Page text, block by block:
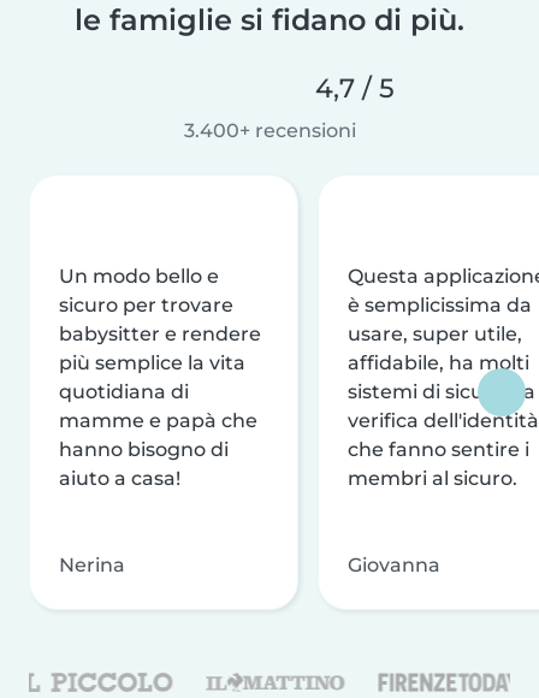
le famiglie si fidano di più.
4,7 / 5
3.400+ recensioni
Un modo bello e
sicuro per trovare
babysitter e rendere
più semplice la vita
quotidiana di
mamme e papà che
hanno bisogno di
aiuto a casa!
Nerina
Questa
è semplicissima da
usare, super utile,
affidabile, ha molti
sistemi di sicurezza
verifica dell'identità
che fanno sentire i
membri al sicuro.
Giovanna